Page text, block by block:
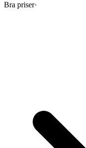
Bra priser·